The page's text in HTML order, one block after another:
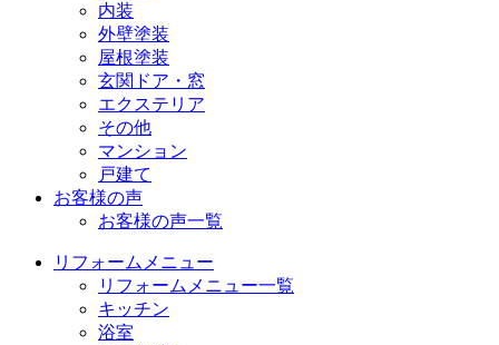
内装
外壁塗装
屋根塗装
玄関ドア・窓
エクステリア
その他
マンション
戸建て
お客様の声
お客様の声一覧
リフォームメニュー
リフォームメニュー一覧
キッチン
浴室